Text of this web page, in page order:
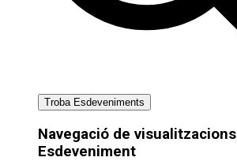
Troba Esdeveniments
Navegació de visualitzacions
Esdeveniment